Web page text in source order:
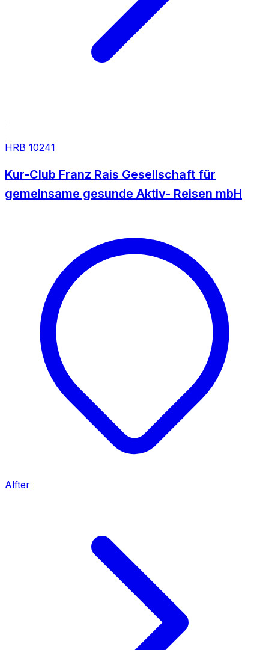
HRB 10241
Kur-Club Franz Rais Gesellschaft für
gemeinsame gesunde Aktiv- Reisen mbH
Alfter